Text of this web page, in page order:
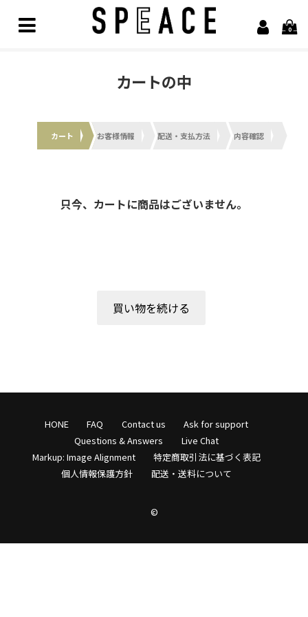
0
alvana【アルヴァナ】
Arbor【アルボル】
awasa【アワサ】
COMESANDGOES【カムズアンドゴーズ】
Denis&Anna【ドニ&アンナ】
DOEK【ドゥック】
Garden of eden【ガーデン オブ エデン】
HARROGATE【ハロゲイト】
INTERIM【インテリム】
カートの中
カート お客様情報 配送・支払方法 内容確認
只今、カートに商品はございません。
HONE FAQ Contact us
Ask for support
Questions & Answers
Live Chat
Markup: Image Alignment
特定商取引法に基づく表記
個人情報保護方針
配送・送料について
©